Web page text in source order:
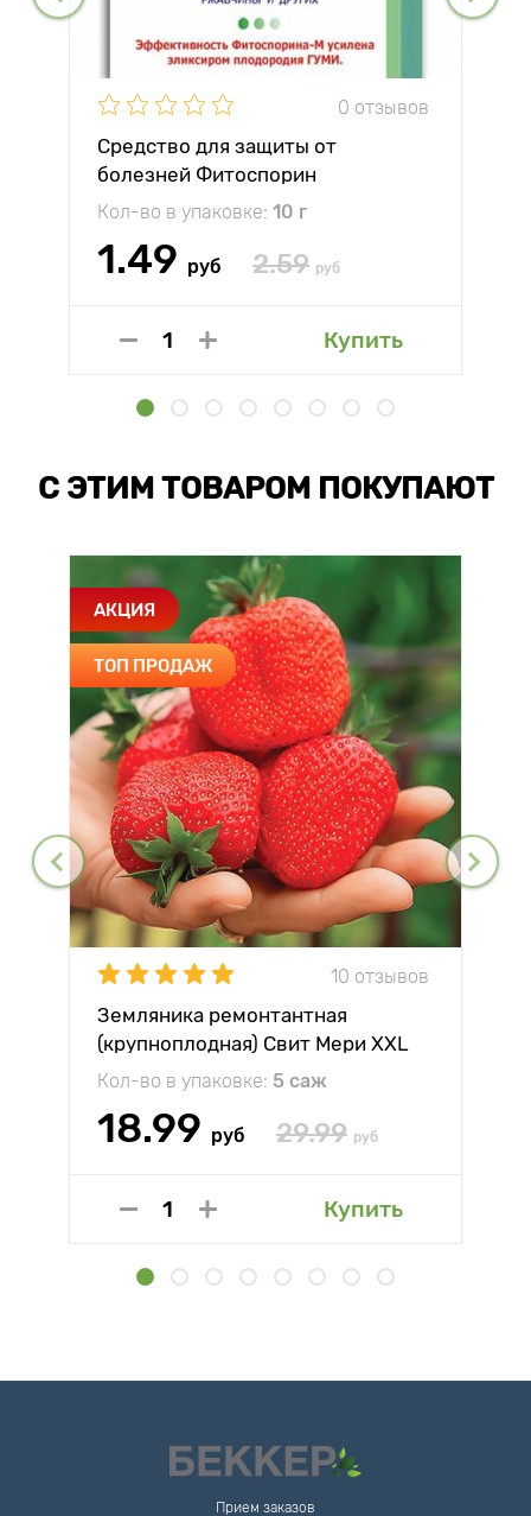
0 отзывов
Средство для защиты от
болезней Фитоспорин
Кол-во в упаковке: 10 г
1.49 руб 2.59 руб
Купить
С ЭТИМ ТОВАРОМ ПОКУПАЮТ
АКЦИЯ
ТОП ПРОДАЖ
10 отзывов
Земляника ремонтантная
(крупноплодная) Свит Мери XXL
Кол-во в упаковке: 5 саж
18.99 руб 29.99 руб
Купить
Прием заказов